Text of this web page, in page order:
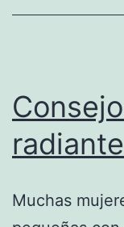
Muchas